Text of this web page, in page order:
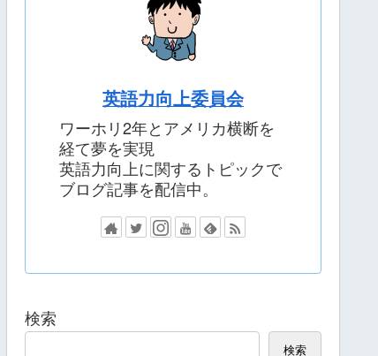
英語力向上委員会
ワーホリ2年とアメリカ横断を
経て夢を実現
英語力向上に関するトピックで
ブログ記事を配信中。
検索
検索